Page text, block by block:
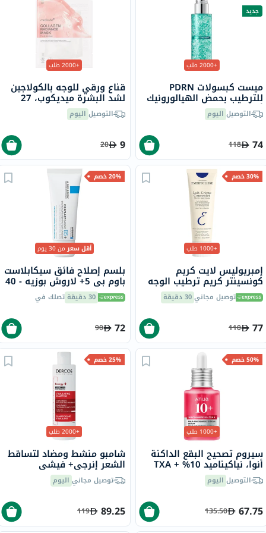
جديد
+2000 طلب
ميست كبسولات PDRN
للترطيب بحمض الهيالورونيك
أنوا - 100 ملالتوصيل اليوم
74
118
+2000 طلب
قناع ورقي للوجه بالكولاجين
لشد البشرة ميديكوب، 27
جرامالتوصيل اليوم
9
20
30% خصم
+1000 طلب
إمبريوليس لايت كريم
كونسينتر كريم ترطيب الوجه
متعدد الاستخدامات 75 مل
توصيل مجاني30 دقيقة
77
110
20% خصم
أقل سعرمن 30 يوم
بلسم إصلاح فائق سيكابلاست
باوم بي 5+ لاروش بوزيه - 40
مل 30 دقيقة تصلك في
72
90
50% خصم
+1000 طلب
سيروم تصحيح البقع الداكنة
أنوا، نياكيناميد 10% + TXA
4%، 30 مل
التوصيل اليوم
67.75
135.50
25% خصم
+2000 طلب
شامبو منشط ومضاد لتساقط
الشعر إنرجي+ فيشي
ديركوس، 200 مل
توصيل مجاني اليوم
89.25
119